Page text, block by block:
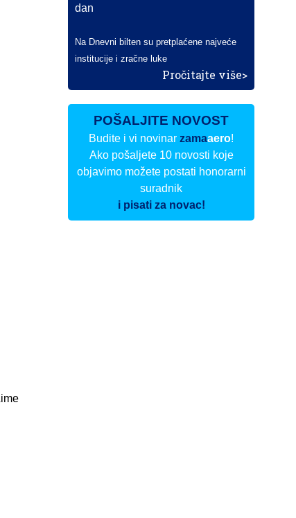
dan
Na Dnevni bilten su pretplaćene najveće
institucije i zračne luke
Pročitajte više>
POŠALJITE NOVOST
Budite i vi novinarzamaaero!
Ako pošaljete 10 novosti koje
objavimo možete postati honorarni
suradnik
i pisati za novac!